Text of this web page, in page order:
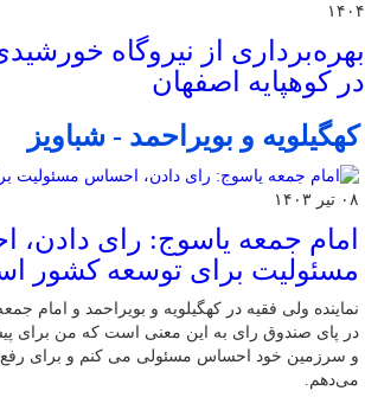
۱۴۰۴
در کوهپایه اصفهان
کهگیلویه و بویراحمد - شباویز
۰۸ تیر ۱۴۰۳
امام جمعه یاسوج: رای
مسئولیت برای توسعه کشور
نماینده ولی فقیه در کهگیلویه و بویراحمد و امام
در پای صندوق رای به این معنی است که من برای
و سرزمین خود احساس مسئولی می کنم و برای
می‌دهم.